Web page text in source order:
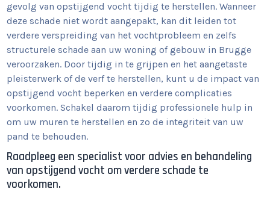
gevolg van opstijgend vocht tijdig te herstellen. Wanneer
deze schade niet wordt aangepakt, kan dit leiden tot
verdere verspreiding van het vochtprobleem en zelfs
structurele schade aan uw woning of gebouw in Brugge
veroorzaken. Door tijdig in te grijpen en het aangetaste
pleisterwerk of de verf te herstellen, kunt u de impact van
opstijgend vocht beperken en verdere complicaties
voorkomen. Schakel daarom tijdig professionele hulp in
om uw muren te herstellen en zo de integriteit van uw
pand te behouden.
Raadpleeg een specialist voor advies en behandeling
van opstijgend vocht om verdere schade te
voorkomen.